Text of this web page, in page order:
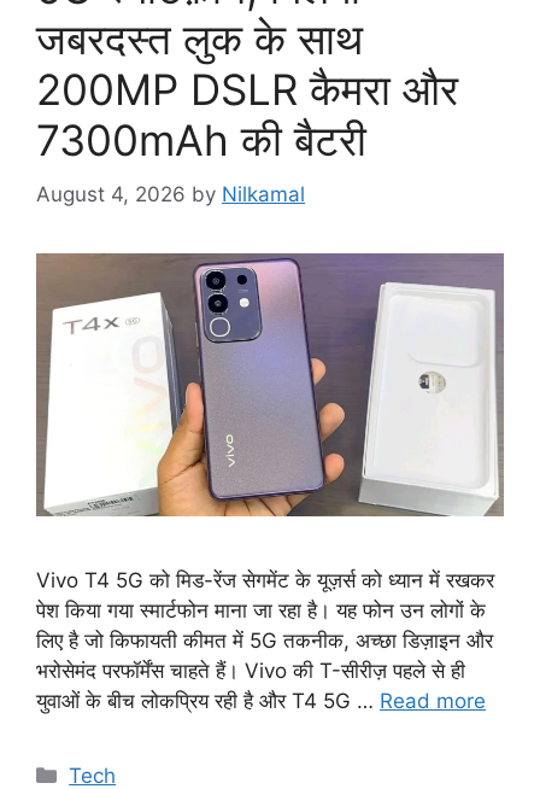
जबरदस्त लुक के साथ
200MP DSLR कैमरा और
7300mAh की बैटरी
August 4, 2026 by Nilkamal
Vivo T4 5G को मिड-रेंज सेगमेंट के यूज़र्स को ध्यान में रखकर
पेश किया गया स्मार्टफोन माना जा रहा है। यह फोन उन लोगों के
लिए है जो किफायती कीमत में 5G तकनीक, अच्छा डिज़ाइन और
भरोसेमंद परफॉर्मेंस चाहते हैं। Vivo की T-सीरीज़ पहले से ही
युवाओं के बीच लोकप्रिय रही है और T4 5G … Read more
Categories
Tech